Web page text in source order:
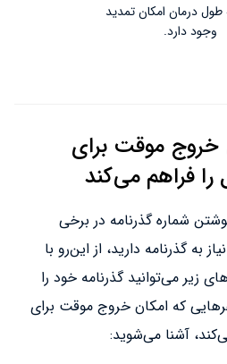
طول درمان امکان تمدید
وجود دارد.
خروج موقت برای
فراهم می‌کند
شماره گذرنامه در برخی
به گذرنامه دارید، از این‌رو با
زیر می‌توانید گذرنامه خود را
که امکان خروج موقت برای
آشنا می‌شوید: